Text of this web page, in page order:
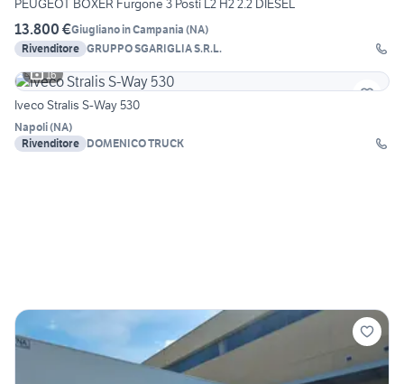
PEUGEOT BOXER Furgone 3 Posti L2 H2 2.2 DIESEL
13.800 €Giugliano in Campania (NA)
Rivenditore GRUPPO SGARIGLIA S.R.L.
16
Iveco Stralis S-Way 530
Napoli(NA)
Rivenditore DOMENICO TRUCK